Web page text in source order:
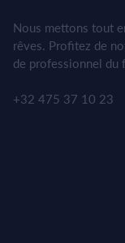
Nous mettons tout
rêves. Profitez de
de professionnel du
+32 475 37 10 23